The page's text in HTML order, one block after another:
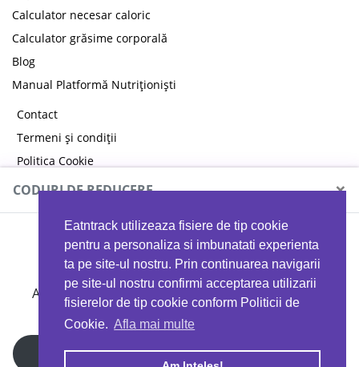
Eatntrack utilizeaza fisiere de tip cookie
pentru a personaliza si imbunatati experienta
ta pe site-ul nostru. Prin continuarea navigarii
pe site-ul nostru confirmi acceptarea utilizarii
fisierelor de tip cookie conform Politicii de
Cookie. Afla mai multe
Calculator necesar caloric
Calculator grăsime corporală
Blog
Manual Platformă Nutriționiști
Contact
Termeni și condiții
Politica Cookie
Politica de confidențialitate
CODURI DE REDUCERE ×
MYPROTEIN
Ai 40%reducere la orice comandă folosind codul
EATTRACK
Profită acum